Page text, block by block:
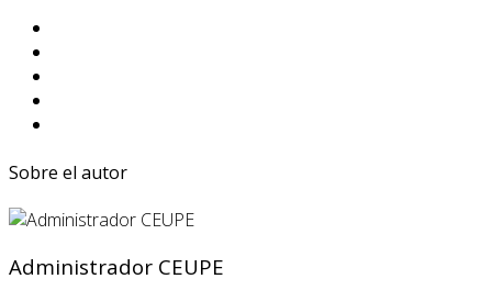
Sobre el autor
Administrador CEUPE